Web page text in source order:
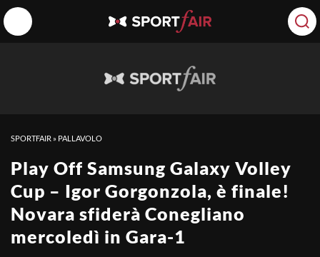
SPORTFAIR » PALLAVOLO
Play Off Samsung Galaxy Volley
Cup – Igor Gorgonzola, è finale!
Novara sfiderà Conegliano
mercoledì in Gara-1